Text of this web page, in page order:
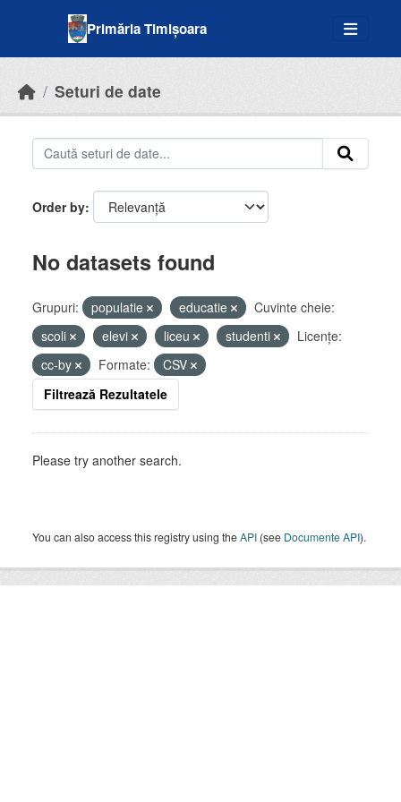
Primăria Timișoara
Seturi de date
Order by
No datasets found
Grupuri: populatie educatie
Cuvinte cheie:
scoli
elevi liceu studenti
Licenţe:
cc-by
Formate:
CSV
Filtrează Rezultatele
Please try another search.
You can also access this registry using theAPI (see Documente API).